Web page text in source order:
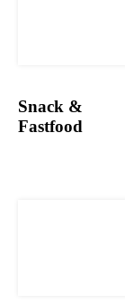
Snack &
Fastfood